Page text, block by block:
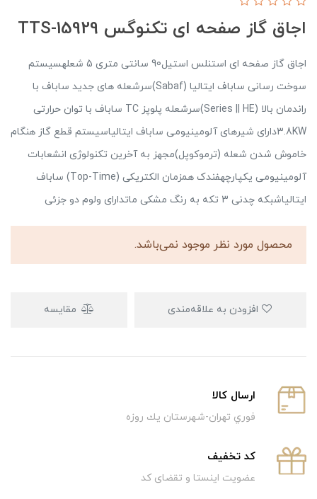
اجاق گاز صفحه ای تکنوگس TTS-15929
اجاق گاز صفحه ای استنلس استیل90 سانتی متری 5 شعلهسیستم
سوخت رسانی ساباف ایتالیا (Sabaf)سرشعله های جدید ساباف با
راندمان بالا (Series || HE)سرشعله پلوپز TC ساباف با توان حرارتی
3.8KWدارای شیرهای آلومینیومی ساباف ایتالیاسیستم قطع گاز هنگام
خاموش شدن شعله (ترموکوپل)مجهز به آخرین تکنولوژی انشعابات
آلومینیومی یکپارچهفندک همزمان الکتریکی (Top-Time) ساباف
ایتالیاشبکه چدنی 3 تکه به رنگ مشکی ماتدارای ولوم دو جزئی
محصول مورد نظر موجود نمی‌باشد.
مقایسه
ارسال كالا
فوري تهران-شهرستان يك روزه
كد تخفيف
عضویت اینستا و تقضای کد